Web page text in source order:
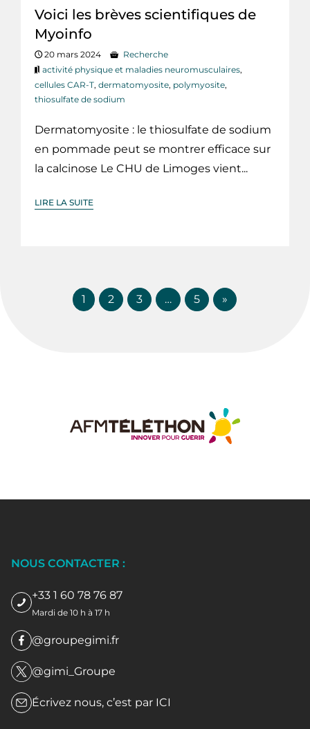
Voici les brèves scientifiques de
Myoinfo
20 mars 2024
Recherche
activité physique et maladies neuromusculaires,
cellules CAR-T, dermatomyosite, polymyosite,
thiosulfate de sodium
Dermatomyosite : le thiosulfate de sodium
en pommade peut se montrer efficace sur
la calcinose Le CHU de Limoges vient...
LIRE LA SUITE
1 2 3 … 5 »
NOUS CONTACTER :
+33 1 60 78 76 87
Mardi de 10 h à 17 h
@groupegimi.fr
@gimi_Groupe
Écrivez nous, c’est par ICI